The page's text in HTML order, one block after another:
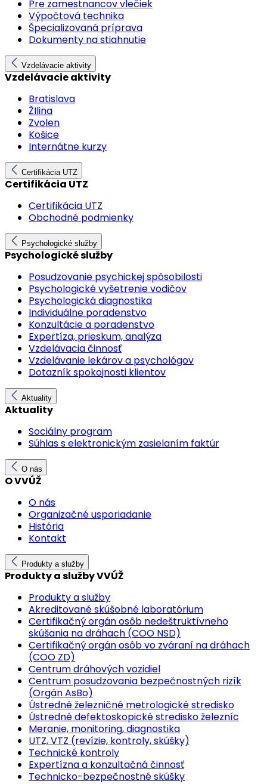
Pre zamestnancov vlečiek
Výpočtová technika
Špecializovaná príprava
Dokumenty na stiahnutie
Vzdelávacie aktivity
Vzdelávacie aktivity
Bratislava
ŽIlina
Zvolen
Košice
Internátne kurzy
Certifikácia UTZ
Certifikácia UTZ
Certifikácia UTZ
Obchodné podmienky
Psychologické služby
Psychologické služby
Posudzovanie psychickej spôsobilosti
Psychologické vyšetrenie vodičov
Psychologická diagnostika
Individuálne poradenstvo
Konzultácie a poradenstvo
Expertíza, prieskum, analýza
Vzdelávacia činnosť
Vzdelávanie lekárov a psychológov
Dotazník spokojnosti klientov
Aktuality
Aktuality
Sociálny program
Súhlas s elektronickým zasielaním faktúr
O nás
O VVÚŽ
O nás
Organizačné usporiadanie
História
Kontakt
Produkty a služby
Produkty a služby VVÚŽ
Produkty a služby
Akreditované skúšobné laboratórium
Certifikačný orgán osôb nedeštruktívneho
skúšania na dráhach (COO NSD)
Certifikačný orgán osôb vo zváraní na dráhach
(COO ZD)
Centrum dráhových vozidiel
Centrum posudzovania bezpečnostných rizík
(Orgán AsBo)
Ústredné železničné metrologické stredisko
Ústredné defektoskopické stredisko železníc
Meranie, monitoring, diagnostika
UTZ, VTZ (revízie, kontroly, skúšky)
Technické kontroly
Expertízna a konzultačná činnosť
Technicko-bezpečnostné skúšky